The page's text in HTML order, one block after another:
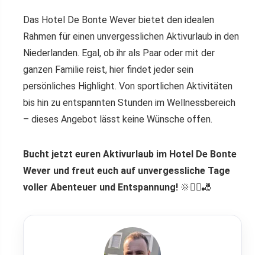
Das Hotel De Bonte Wever bietet den idealen
Rahmen für einen unvergesslichen Aktivurlaub in den
Niederlanden. Egal, ob ihr als Paar oder mit der
ganzen Familie reist, hier findet jeder sein
persönliches Highlight. Von sportlichen Aktivitäten
bis hin zu entspannten Stunden im Wellnessbereich
– dieses Angebot lässt keine Wünsche offen.
Bucht jetzt euren Aktivurlaub im Hotel De Bonte
Wever und freut euch auf unvergessliche Tage
voller Abenteuer und Entspannung! 🌞🏊‍♂️🎳